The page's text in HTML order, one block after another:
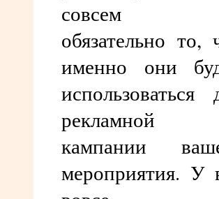
совсем
обязательно то,
именно они
использоваться
рекламной
кампании
мероприятия. У